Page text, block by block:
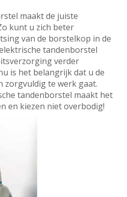
maakt de juiste
kunt u zich beter
van de borstelkop in de
tandenborstel
verder
is het belangrijk dat u de
zorgvuldig te werk gaat.
tandenborstel maakt het
en kiezen niet overbodig!